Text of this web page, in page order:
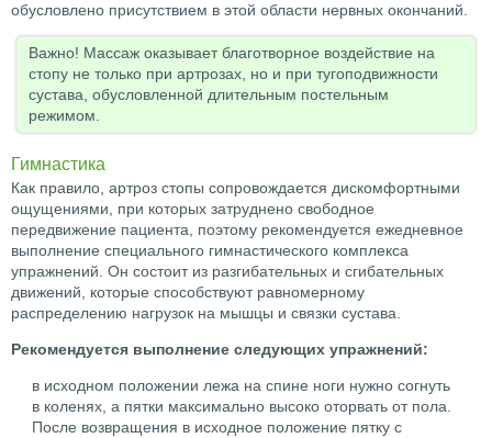
обусловлено присутствием в этой области нервных окончаний.
Важно! Массаж оказывает благотворное воздействие на
стопу не только при артрозах, но и при тугоподвижности
сустава, обусловленной длительным постельным
режимом.
Гимнастика
Как правило, артроз стопы сопровождается дискомфортными
ощущениями, при которых затруднено свободное
передвижение пациента, поэтому рекомендуется ежедневное
выполнение специального гимнастического комплекса
упражнений. Он состоит из разгибательных и сгибательных
движений, которые способствуют равномерному
распределению нагрузок на мышцы и связки сустава.
Рекомендуется выполнение следующих упражнений:
в исходном положении лежа на спине ноги нужно согнуть
в коленях, а пятки максимально высоко оторвать от пола.
После возвращения в исходное положение пятку с